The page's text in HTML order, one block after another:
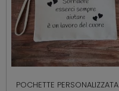
POCHETTE PERSONALIZZATA